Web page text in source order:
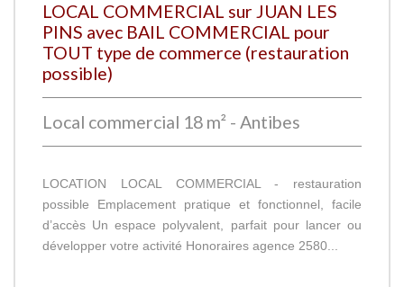
LOCAL COMMERCIAL sur JUAN LES
PINS avec BAIL COMMERCIAL pour
TOUT type de commerce (restauration
possible)
Local commercial 18 m² - Antibes
LOCATION LOCAL COMMERCIAL - restauration
possible Emplacement pratique et fonctionnel, facile
d’accès Un espace polyvalent, parfait pour lancer ou
développer votre activité Honoraires agence 2580...